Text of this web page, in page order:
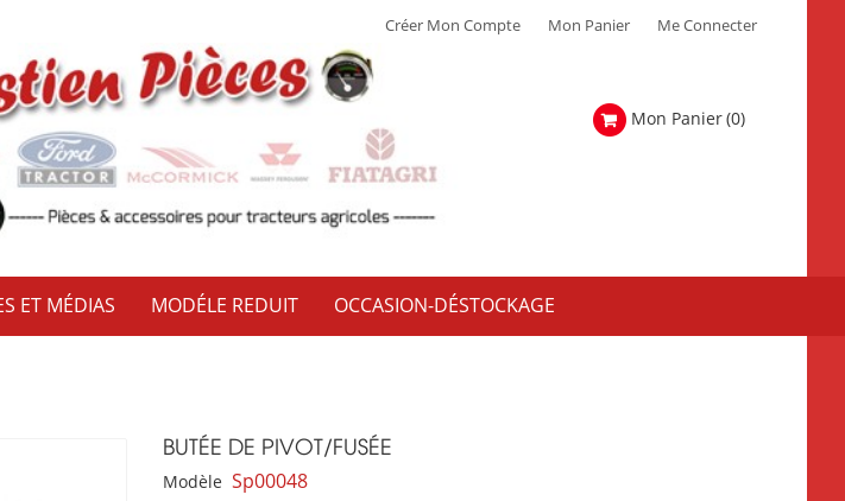
Créer Mon Compte Mon Panier Me Connecter
Mon Panier(0)
ET MÉDIAS MODÉLE REDUIT OCCASION-DÉSTOCKAGE
BUTÉE DE PIVOT/FUSÉE
Modèle Sp00048